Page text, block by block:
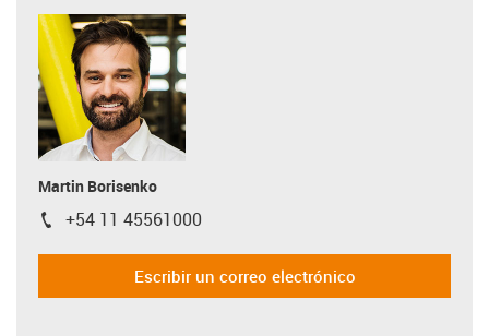
Martin Borisenko
igus-icon-phone
+54 11 45561000
Escribir un correo electrónico